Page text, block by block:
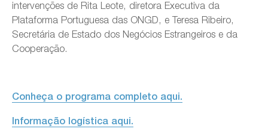
intervenções de Rita Leote, diretora Executiva da
Plataforma Portuguesa das ONGD, e Teresa Ribeiro,
Secretária de Estado dos Negócios Estrangeiros e da
Cooperação.
Conheça o programa completo aqui.
Informação logística aqui.